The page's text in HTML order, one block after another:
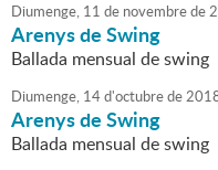
Diumenge, 11 de novembrede
Arenys de Swing
Ballada mensual de swing
Diumenge, 14d'octubrede
Arenys de Swing
Ballada mensual de swing